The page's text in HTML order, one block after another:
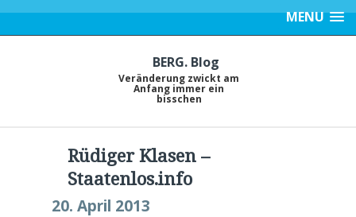
MENU
BERG. Blog
Veränderung zwickt am
Anfang immer ein
bisschen
Rüdiger Klasen –
Staatenlos.info
20. April 2013